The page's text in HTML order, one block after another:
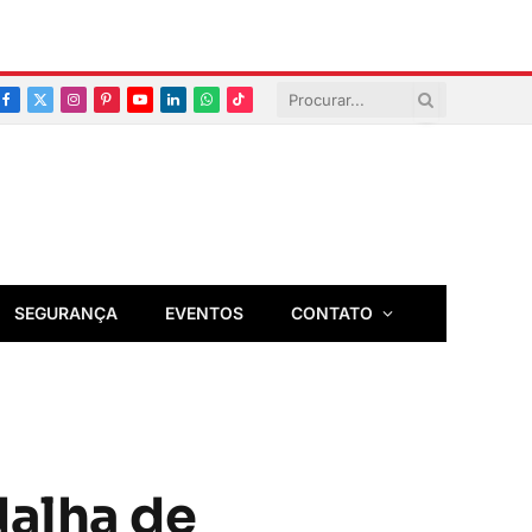
Facebook
X
Instagram
PinterestYouTubeLinkedInWhatsapp
TikTok
SEGURANÇA EVENTOS CONTATO
de